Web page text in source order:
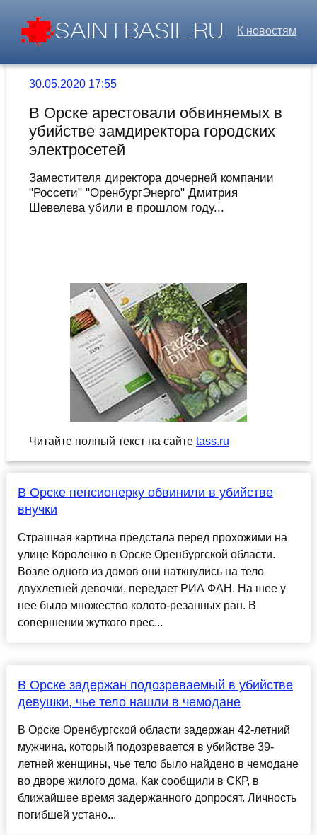
К новостям
30.05.2020 17:55
В Орске арестовали обвиняемых в
убийстве замдиректора городских
электросетей
Заместителя директора дочерней компании
"Россети" "ОренбургЭнерго" Дмитрия
Шевелева убили в прошлом году...
Читайте полный текст на сайте tass.ru
В Орске пенсионерку обвинили в убийстве
внучки
Страшная картина предстала перед прохожими на
улице Короленко в Орске Оренбургской области.
Возле одного из домов они наткнулись на тело
двухлетней девочки, передает РИА ФАН. На шее у
нее было множество колото-резанных ран. В
совершении жуткого прес...
В Орске задержан подозреваемый в убийстве
девушки, чье тело нашли в чемодане
В Орске Оренбургской области задержан 42-летний
мужчина, который подозревается в убийстве 39-
летней женщины, чье тело было найдено в чемодане
во дворе жилого дома. Как сообщили в СКР, в
ближайшее время задержанного допросят. Личность
погибшей устано...